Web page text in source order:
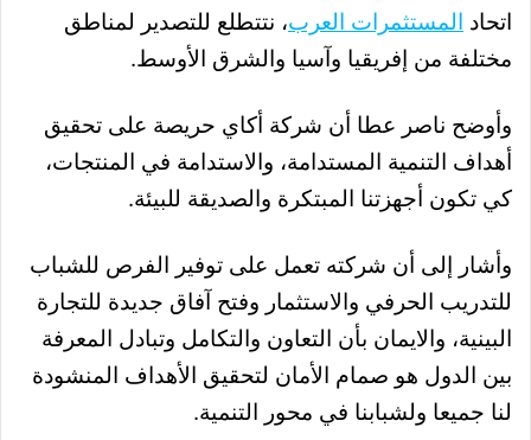
اتحاد المستثمرات العرب، نتتطلع للتصدير لمناطق
مختلفة من إفريقيا وآسيا والشرق الأوسط.
وأوضح ناصر عطا أن شركة أكاي حريصة على تحقيق
أهداف التنمية المستدامة، والاستدامة في المنتجات،
كي تكون أجهزتنا المبتكرة والصديقة للبيئة.
وأشار إلى أن شركته تعمل على توفير الفرص للشباب
للتدريب الحرفي والاستثمار وفتح آفاق جديدة للتجارة
البينية، والايمان بأن التعاون والتكامل وتبادل المعرفة
بين الدول هو صمام الأمان لتحقيق الأهداف المنشودة
لنا جميعا ولشبابنا في محور التنمية.